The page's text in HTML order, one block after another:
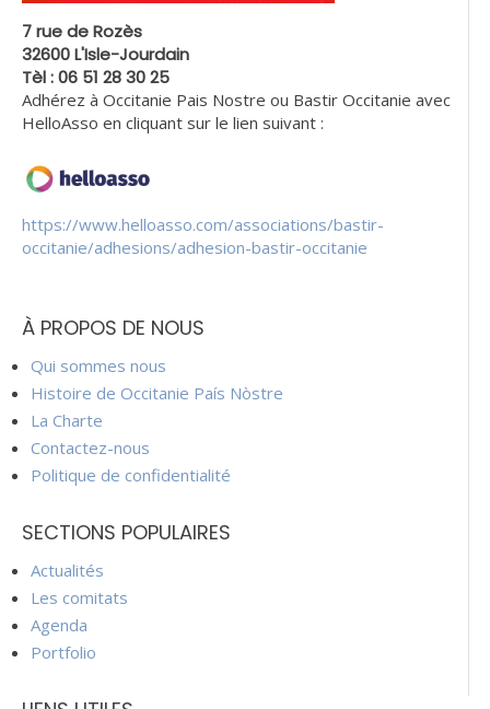
7 rue de Rozès
32600 L'Isle-Jourdain
Tèl : 06 51 28 30 25
Adhérez à Occitanie Pais Nostre ou Bastir Occitanie avec
HelloAsso en cliquant sur le lien suivant :
https://www.helloasso.com/associations/bastir-
occitanie/adhesions/adhesion-bastir-occitanie
À PROPOS DE NOUS
Qui sommes nous
Histoire de Occitanie País Nòstre
La Charte
Contactez-nous
Politique de confidentialité
SECTIONS POPULAIRES
Actualités
Les comitats
Agenda
Portfolio